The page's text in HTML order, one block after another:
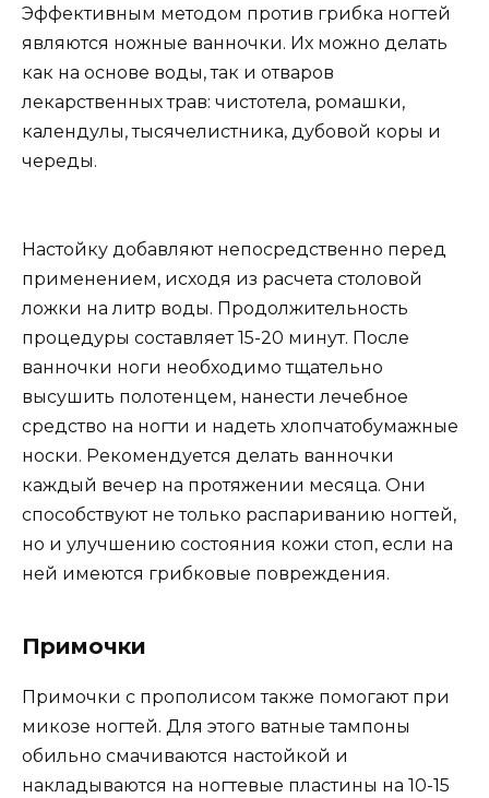
Эффективным методом против грибка ногтей
являются ножные ванночки. Их можно делать
как на основе воды, так и отваров
лекарственных трав: чистотела, ромашки,
календулы, тысячелистника, дубовой коры и
череды.
Настойку добавляют непосредственно перед
применением, исходя из расчета столовой
ложки на литр воды. Продолжительность
процедуры составляет 15-20 минут. После
ванночки ноги необходимо тщательно
высушить полотенцем, нанести лечебное
средство на ногти и надеть хлопчатобумажные
носки. Рекомендуется делать ванночки
каждый вечер на протяжении месяца. Они
способствуют не только распариванию ногтей,
но и улучшению состояния кожи стоп, если на
ней имеются грибковые повреждения.
Примочки
Примочки с прополисом также помогают при
микозе ногтей. Для этого ватные тампоны
обильно смачиваются настойкой и
накладываются на ногтевые пластины на 10-15